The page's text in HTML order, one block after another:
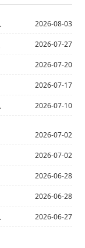
2026-08-03
2026-07-27
2026-07-20
2026-07-17
2026-07-10
2026-07-02
2026-07-02
2026-06-28
2026-06-28
2026-06-27